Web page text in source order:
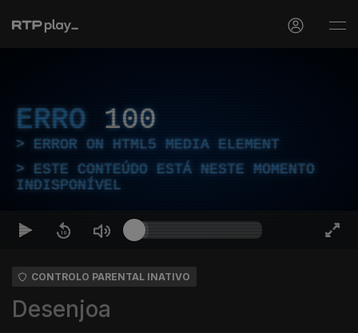
ERRO 100
ERROR ON HTML5 MEDIA ELEMENT
ESTE CONTEÚDO ESTÁ NESTE MOMENTO
INDISPONÍVEL
CONTROLO PARENTAL INATIVO
Desenjoa